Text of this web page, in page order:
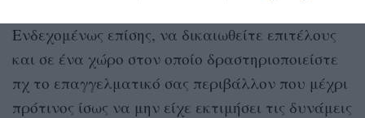
Ενδεχομένως επίσης, να δικαιωθείτε επιτέλους
και σε ένα χώρο στον οποίο δραστηριοποιείστε
πχ το επαγγελματικό σας περιβάλλον που μέχρι
πρότινος ίσως να μην είχε εκτιμήσει τις δυνάμεις